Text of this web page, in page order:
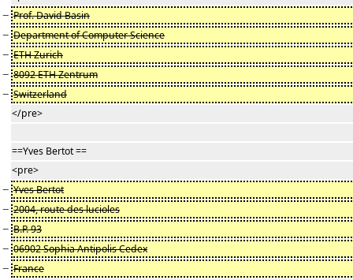
− Prof. David Basin
− Department of Computer Science
− ETH Zurich
− 8092 ETH Zentrum
− Switzerland
</pre>
==Yves Bertot ==
<pre>
− Yves Bertot
− 2004, route des lucioles
− B.P. 93
− 06902 Sophia Antipolis Cedex
− France